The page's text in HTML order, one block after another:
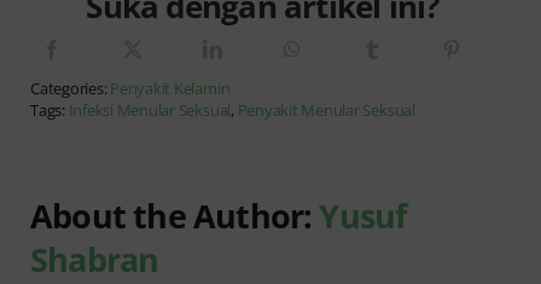
Categories: Penyakit Kelamin
Tags: Infeksi Menular Seksual, Penyakit Menular Seksual
About the Author:Yusuf
Shabran